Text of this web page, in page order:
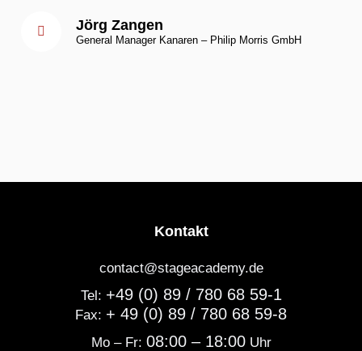
Jörg Zangen
General Manager Kanaren – Philip Morris GmbH
Kontakt
contact@stageacademy.de
Tel: +49 (0) 89 / 780 68 59-1
Fax: + 49 (0) 89 / 780 68 59-8
Mo – Fr: 08:00 – 18:00Uhr